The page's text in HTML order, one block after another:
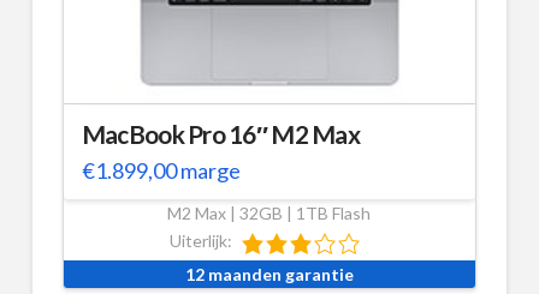
MacBook Pro 16″ M2 Max
€1.899,00marge
M2 Max | 32GB | 1TB Flash
Uiterlijk:
12 maanden garantie